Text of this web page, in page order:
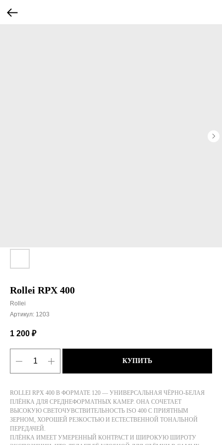
Rollei RPX 400
Rollei
Артикул: 1203
1 200 ₽
КУПИТЬ
ROLLEI RPX 400 В ФОРМАТЕ 120 — УНИВЕРСАЛЬНАЯ ЧЁРНО-БЕЛАЯ
ПЛЁНКА ДЛЯ СРЕДНЕФОРМАТНЫХ КАМЕР. ОНА СОЧЕТАЕТ
ВЫСОКУЮ СВЕТОЧУВСТВИТЕЛЬНОСТЬ ISO 400 С ПРИЯТНЫМ
ЗЕРНОМ, ХОРОШЕЙ РЕЗКОСТЬЮ И ЕСТЕСТВЕННОЙ ТОНАЛЬНОЙ
ПЕРЕДАЧЕЙ.
ПЛЁНКА ИМЕЕТ УМЕРЕННЫЙ КОНТРАСТ И ШИРОКУЮ ШИРОТУ